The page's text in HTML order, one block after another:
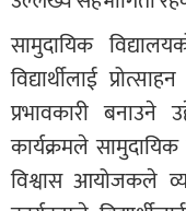
सामुदायिक
विद्यार्थीलाई
प्रभावकारी
कार्यक्रमले सामुदायिक
विश्वास आयोजकले